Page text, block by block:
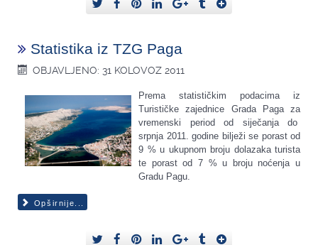
Statistika iz TZG Paga
OBJAVLJENO: 31 KOLOVOZ 2011
Prema statističkim podacima iz
Turističke zajednice Grada Paga za
vremenski period od siječanja do
srpnja 2011. godine bilježi se porast od
9 % u ukupnom broju dolazaka turista
te porast od 7 % u broju noćenja u
Gradu Pagu.
Opširnije...